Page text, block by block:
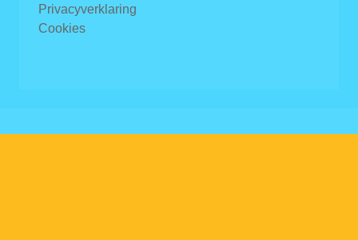
Privacyverklaring
Cookies